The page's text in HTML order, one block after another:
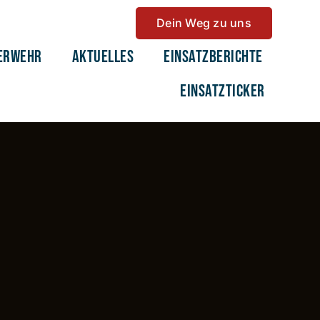
Dein Weg zu uns
Aktuelles
Einsatzberichte
Einsatzticker